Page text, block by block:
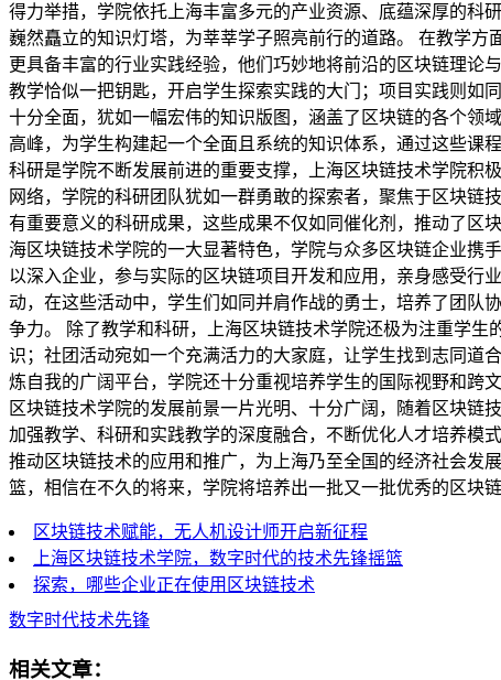
得力举措，学院依托上海丰富多元的产业资源、底蕴深厚的科
巍然矗立的知识灯塔，为莘莘学子照亮前行的道路。 在教学方
更具备丰富的行业实践经验，他们巧妙地将前沿的区块链理论
教学恰似一把钥匙，开启学生探索实践的大门；项目实践则如
十分全面，犹如一幅宏伟的知识版图，涵盖了区块链的各个领
高峰，为学生构建起一个全面且系统的知识体系，通过这些课
科研是学院不断发展前进的重要支撑，上海区块链技术学院积
网络，学院的科研团队犹如一群勇敢的探索者，聚焦于区块链
有重要意义的科研成果，这些成果不仅如同催化剂，推动了区
海区块链技术学院的一大显著特色，学院与众多区块链企业携
以深入企业，参与实际的区块链项目开发和应用，亲身感受行
动，在这些活动中，学生们如同并肩作战的勇士，培养了团队
争力。 除了教学和科研，上海区块链技术学院还极为注重学
识；社团活动宛如一个充满活力的大家庭，让学生找到志同道
炼自我的广阔平台，学院还十分重视培养学生的国际视野和跨
区块链技术学院的发展前景一片光明、十分广阔，随着区块链
加强教学、科研和实践教学的深度融合，不断优化人才培养模
推动区块链技术的应用和推广，为上海乃至全国的经济社会发
篮，相信在不久的将来，学院将培养出一批又一批优秀的区块
区块链技术赋能，无人机设计师开启新征程
上海区块链技术学院，数字时代的技术先锋摇篮
探索，哪些企业正在使用区块链技术
数字时代技术先锋
相关文章：